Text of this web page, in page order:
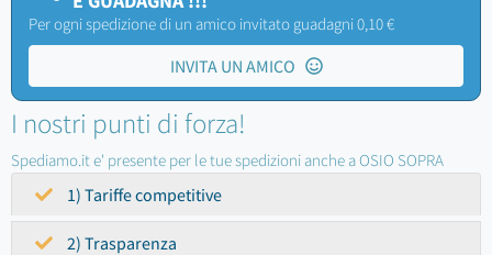
Per ogni spedizione di un amico invitato guadagni 0,10 €
INVITA UN AMICO
I nostri punti di forza!
Spediamo.it e' presente per le tue spedizioni anche a OSIO SOPRA
1) Tariffe competitive
2) Trasparenza